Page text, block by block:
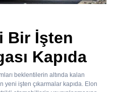
Bir İşten
Kapıda
beklentilerin altında kalan
yeni işten çıkarmalar kapıda. Elon